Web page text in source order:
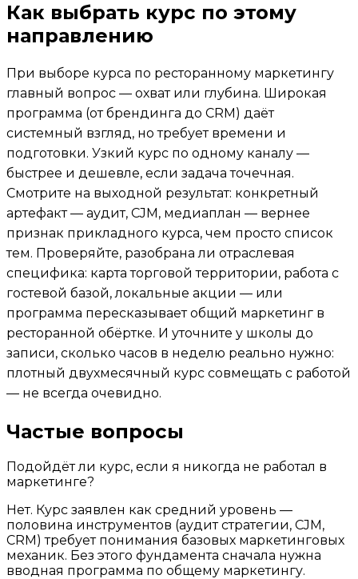
Как выбрать курс по этому
направлению
При выборе курса по ресторанному маркетингу
главный вопрос — охват или глубина. Широкая
программа (от брендинга до CRM) даёт
системный взгляд, но требует времени и
подготовки. Узкий курс по одному каналу —
быстрее и дешевле, если задача точечная.
Смотрите на выходной результат: конкретный
артефакт — аудит, CJM, медиаплан — вернее
признак прикладного курса, чем просто список
тем. Проверяйте, разобрана ли отраслевая
специфика: карта торговой территории, работа с
гостевой базой, локальные акции — или
программа пересказывает общий маркетинг в
ресторанной обёртке. И уточните у школы до
записи, сколько часов в неделю реально нужно:
плотный двухмесячный курс совмещать с работой
— не всегда очевидно.
Частые вопросы
Подойдёт ли курс, если я никогда не работал в
маркетинге?
Нет. Курс заявлен как средний уровень —
половина инструментов (аудит стратегии, CJM,
CRM) требует понимания базовых маркетинговых
механик. Без этого фундамента сначала нужна
вводная программа по общему маркетингу.